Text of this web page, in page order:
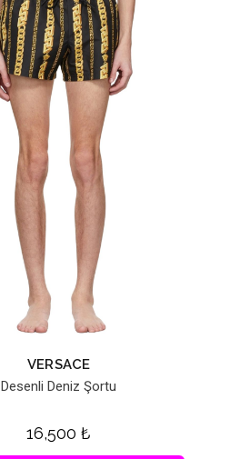
VERSACE
Desenli Deniz Şortu
16,500₺